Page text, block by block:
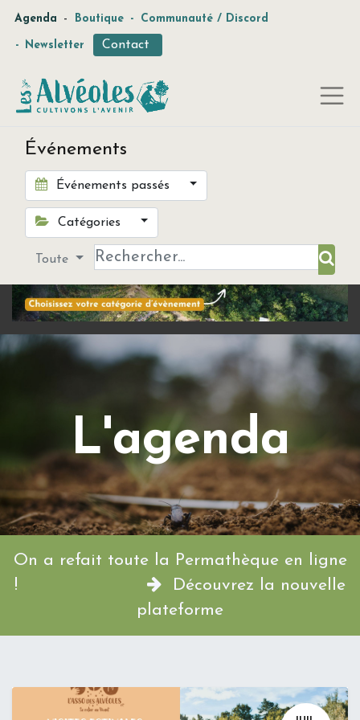
Agenda - Boutique - Communauté / Discord
- Newsletter Contact
Événements
Événements passés
Catégories
Toute
L'agenda
On a refait toute la Permathèque en ligne
!
Découvrez la nouvelle
plateforme